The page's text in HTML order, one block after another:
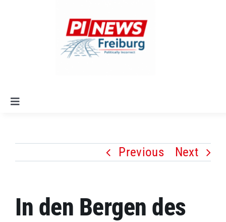
Toggle
Alle Artikel
Leitlinien
Previous Next
In den Bergen des